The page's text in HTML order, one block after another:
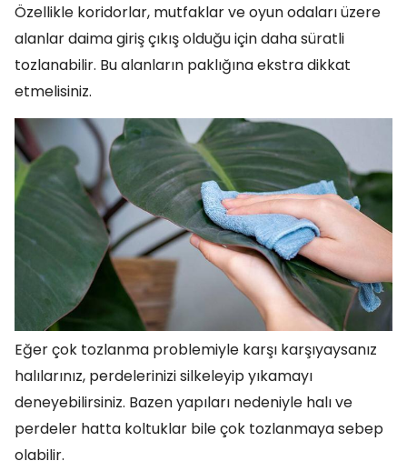
Özellikle koridorlar, mutfaklar ve oyun odaları üzere
alanlar daima giriş çıkış olduğu için daha süratli
tozlanabilir. Bu alanların paklığına ekstra dikkat
etmelisiniz.
Eğer çok tozlanma problemiyle karşı karşıyaysanız
halılarınız, perdelerinizi silkeleyip yıkamayı
deneyebilirsiniz. Bazen yapıları nedeniyle halı ve
perdeler hatta koltuklar bile çok tozlanmaya sebep
olabilir.